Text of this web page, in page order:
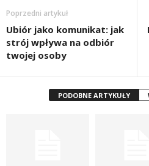
Poprzedni artykuł
Ubiór jako komunikat: jak
strój wpływa na odbiór
twojej osoby
PODOBNE ARTYKUŁY